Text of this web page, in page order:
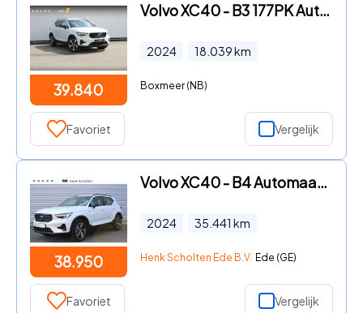
39.840
Volvo XC40 - B3 177PK Automaat Plus Dark Google infotainment / Draadloos
2024 18.039km
Boxmeer (NB)
Favoriet Vergelijk
38.950
Volvo XC40 - B4 Automaat Mild Hybrid Plus Dark | Premium Audio By Harman
2024 35.441 km
Henk Scholten Ede B.V. Ede (GE)
Favoriet Vergelijk